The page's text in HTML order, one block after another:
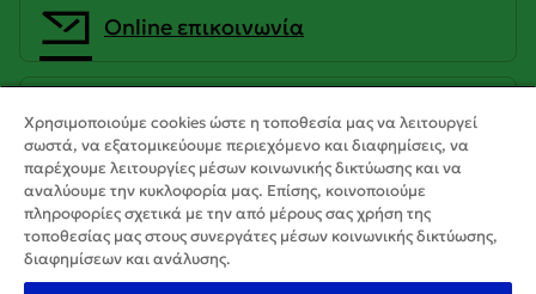
Οnline επικοινωνία
CrediaBank Ανώνυμη Τραπεζική
Εταιρεία
Χρησιμοποιούμε cookies ώστε η τοποθεσία μας να λειτουργεί
σωστά, να εξατομικεύουμε περιεχόμενο και διαφημίσεις, να
παρέχουμε λειτουργίες μέσων κοινωνικής δικτύωσης και να
αναλύουμε την κυκλοφορία μας. Επίσης, κοινοποιούμε
πληροφορίες σχετικά με την από μέρους σας χρήση της
τοποθεσίας μας στους συνεργάτες μέσων κοινωνικής δικτύωσης,
διαφημίσεων και ανάλυσης.